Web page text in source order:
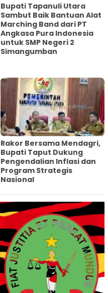
Bupati Tapanuli Utara
Sambut Baik Bantuan Alat
Marching Band dari PT
Angkasa Pura Indonesia
untuk SMP Negeri 2
Simangumban
Rakor Bersama Mendagri,
Bupati Taput Dukung
Pengendalian Inflasi dan
Program Strategis
Nasional‎